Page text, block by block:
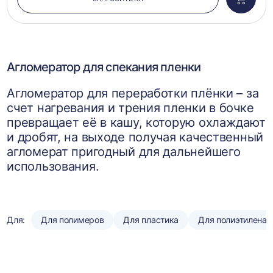
в
Агломератор для спекания пленки
Агломератор для переработки плёнки – за
счет нагревания и трения пленки в бочке
превращает её в кашу, которую охлаждают
и дробят, на выходе получая качественный
агломерат пригодный для дальнейшего
использования.
Для: Для полимеров Для пластика Для полиэтилена